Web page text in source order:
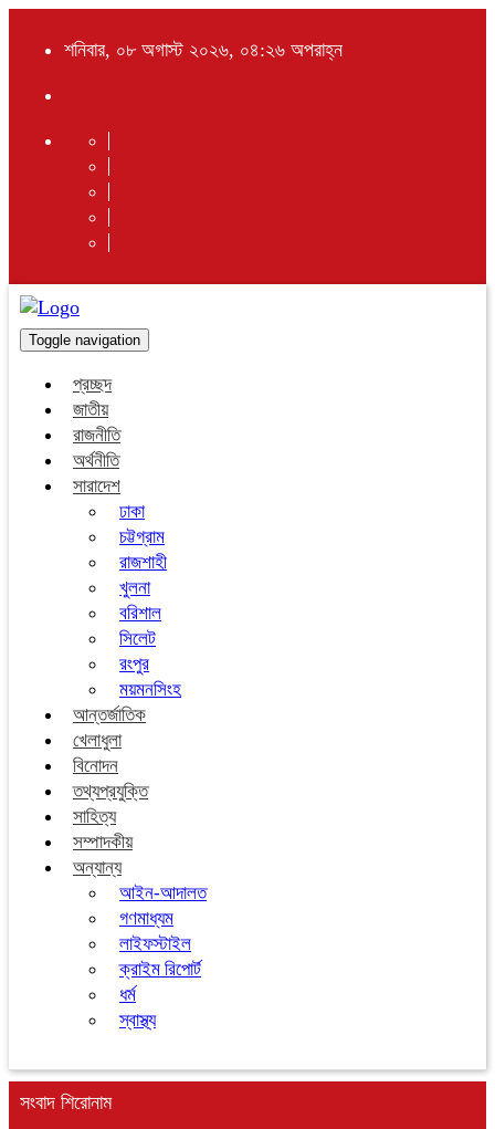
শনিবার, ০৮ অগাস্ট ২০২৬, ০৪:২৬ অপরাহ্ন
Toggle navigation
প্রচ্ছদ
জাতীয়
রাজনীতি
অর্থনীতি
সারাদেশ
ঢাকা
চট্টগ্রাম
রাজশাহী
খুলনা
বরিশাল
সিলেট
রংপুর
ময়মনসিংহ
আন্তর্জাতিক
খেলাধুলা
বিনোদন
তথ্যপ্রযুক্তি
সাহিত্য
সম্পাদকীয়
অন্যান্য
আইন-আদালত
গণমাধ্যম
লাইফস্টাইল
ক্রাইম রিপোর্ট
ধর্ম
স্বাস্থ্য
সংবাদ শিরোনাম